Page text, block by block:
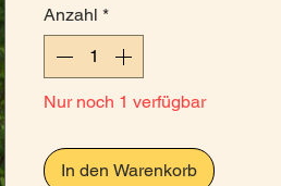
Anzahl *
Nur noch 1 verfügbar
In den Warenkorb